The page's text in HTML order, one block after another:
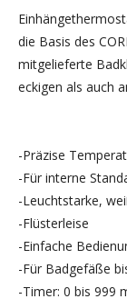
die Basis des
mitgelieferte
eckigen als auch
-Präzise
-Für interne
-Leuchtstarke,
-Flüsterleise
-Einfache
-Für Badgefäße
-Timer: 0 bis 999